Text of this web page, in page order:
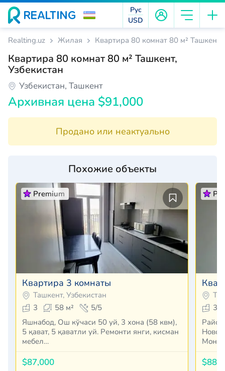
Рус
USD
Realting.uz Жилая Квартира 80 комнат 80 м² Ташкент,
Квартира 80 комнат 80 м² Ташкент,
Узбекистан
Узбекистан, Ташкент
Архивная цена $91,000
Продано или неактуально
Похожие объекты
Premium
Квартира 3 комнаты
Ташкент, Узбекистан
3
58 м²
5/5
Яшнабод, Ош кўчаси 50 уй, 3 хона (58 квм),
5 қават, 5 қаватли уй. Ремонти янги, кисман
мебел…
$87,000
3
Район